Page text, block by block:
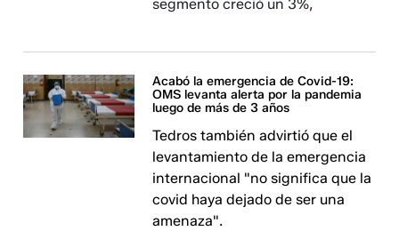
segmento creció un 3%,
Acabó la emergencia de Covid-19:
OMS levanta alerta por la pandemia
luego de más de 3 años
Tedros también advirtió que el
levantamiento de la emergencia
internacional "no significa que la
covid haya dejado de ser una
amenaza".